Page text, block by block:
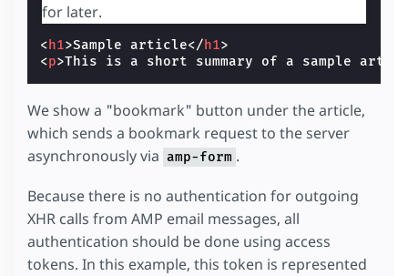
for later.
<h1>Sample article</h1>
<p>This is a short summary of a sample
We show a "bookmark" button under the article,
which sends a bookmark request to the server
asynchronously via amp-form .
Because there is no authentication for outgoing
XHR calls from AMP email messages, all
authentication should be done using access
tokens. In this example, this token is represented